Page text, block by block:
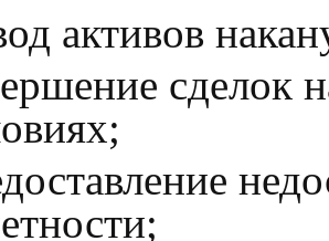
активов
сделок